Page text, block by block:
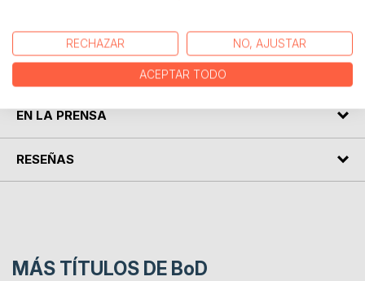
EN LA PRENSA
RESEÑAS
MÁS TÍTULOS DE BoD
RECHAZAR NO, AJUSTAR
ACEPTAR TODO